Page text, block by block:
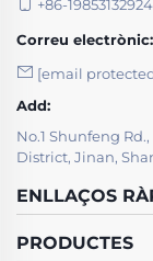
+86-19853132924
Correu electrònic:
[email
Add:
No.1 Shunfeng
District, Jinan,
ENLLAÇOS
PRODUCTES